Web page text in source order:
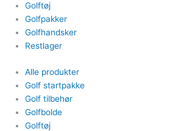
Golftøj
Golfpakker
Golfhandsker
Restlager
Alle produkter
Golf startpakke
Golf tilbehør
Golfbolde
Golftøj